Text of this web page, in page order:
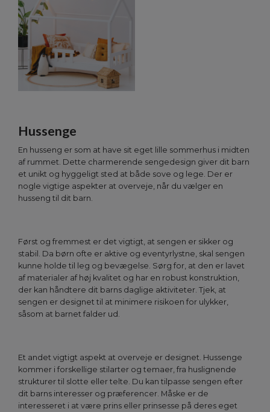
Hussenge
En husseng er som at have sit eget lille sommerhus i midten
af rummet. Dette charmerende sengedesign giver dit barn
et unikt og hyggeligt sted at både sove og lege. Der er
nogle vigtige aspekter at overveje, når du vælger en
husseng til dit barn.
Først og fremmest er det vigtigt, at sengen er sikker og
stabil. Da børn ofte er aktive og eventyrlystne, skal sengen
kunne holde til leg og bevægelse. Sørg for, at den er lavet
af materialer af høj kvalitet og har en robust konstruktion,
der kan håndtere dit barns daglige aktiviteter. Tjek, at
sengen er designet til at minimere risikoen for ulykker,
såsom at barnet falder ud.
Et andet vigtigt aspekt at overveje er designet. Hussenge
kommer i forskellige stilarter og temaer, fra huslignende
strukturer til slotte eller telte. Du kan tilpasse sengen efter
dit barns interesser og præferencer. Måske er de
interesseret i at være prins eller prinsesse på deres eget